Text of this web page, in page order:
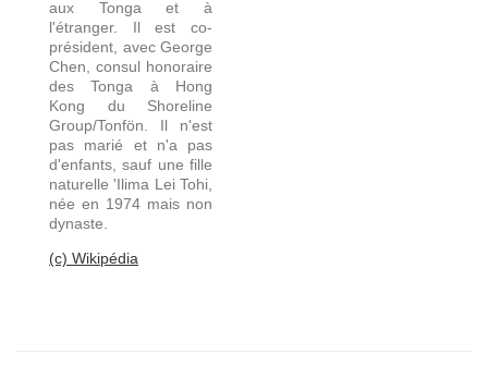
aux Tonga et à
l'étranger. Il est co-
président, avec George
Chen, consul honoraire
des Tonga à Hong
Kong du Shoreline
Group/Tonfön. Il n'est
pas marié et n'a pas
d'enfants, sauf une fille
naturelle 'Ilima Lei Tohi,
née en 1974 mais non
dynaste.
(c) Wikipédia